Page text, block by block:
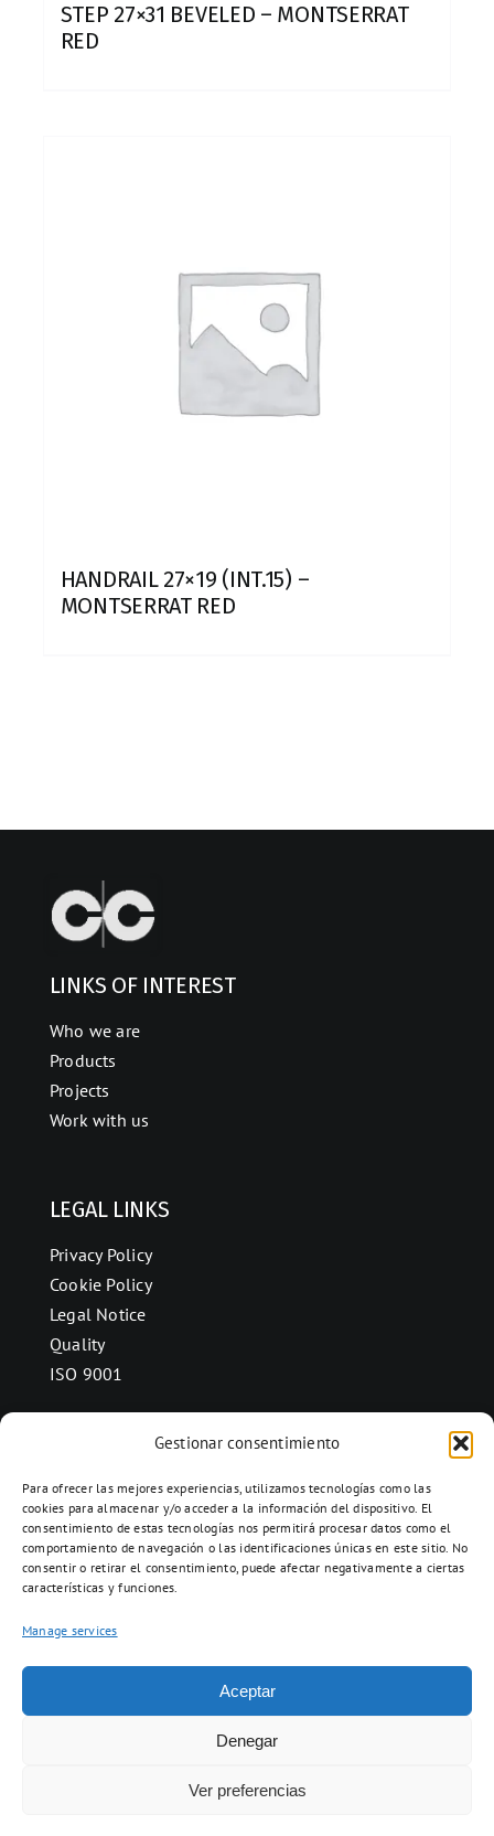
Gestionar consentimiento
Para ofrecer las mejores experiencias, utilizamos tecnologías como las
cookies para almacenar y/o acceder a la información del dispositivo. El
consentimiento de estas tecnologías nos permitirá procesar datos como el
comportamiento de navegación o las identificaciones únicas en este sitio. No
consentir o retirar el consentimiento, puede afectar negativamente a ciertas
características y funciones.
Manage services
Aceptar
Denegar
Ver preferencias
STEP 27×31 BEVELED – MONTSERRAT
RED
HANDRAIL 27×19 (INT.15) –
MONTSERRAT RED
LINKS OF INTEREST
Who we are
Products
Projects
Work with us
LEGAL LINKS
Privacy Policy
Cookie Policy
Legal Notice
Quality
ISO 9001
Ctra. Folquer a Jorba km.38,2,
08280 Calaf, Barcelona
938 69 82 50
info@ceramicascalaf.com